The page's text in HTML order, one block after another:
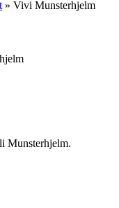
» Vivi Munsterhjelm
Munsterhjelm.